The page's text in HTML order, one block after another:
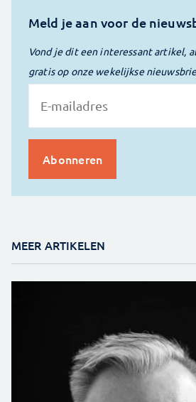
Meld je aan voor de
Vond je dit een interessant artikel,
gratis op onze wekelijkse
MEER ARTIKELEN